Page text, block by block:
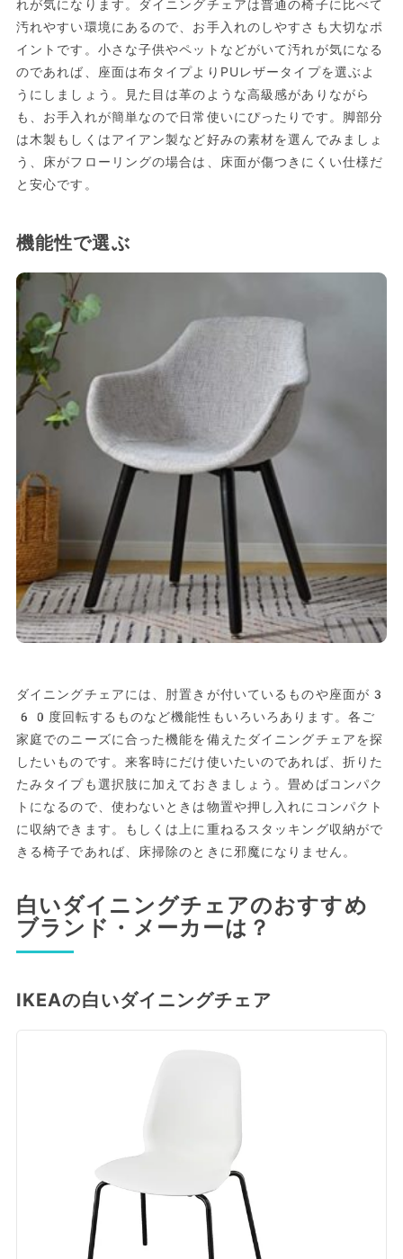
れが気になります。ダイニングチェアは普通の椅子に比べて
汚れやすい環境にあるので、お手入れのしやすさも大切なポ
イントです。小さな子供やペットなどがいて汚れが気になる
のであれば、座面は布タイプよりPUレザータイプを選ぶよ
うにしましょう。見た目は革のような高級感がありながら
も、お手入れが簡単なので日常使いにぴったりです。脚部分
は木製もしくはアイアン製など好みの素材を選んでみましょ
う、床がフローリングの場合は、床面が傷つきにくい仕様だ
と安心です。
機能性で選ぶ
ダイニングチェアには、肘置きが付いているものや座面が3
60度回転するものなど機能性もいろいろあります。各ご
家庭でのニーズに合った機能を備えたダイニングチェアを探
したいものです。来客時にだけ使いたいのであれば、折りた
たみタイプも選択肢に加えておきましょう。畳めばコンパク
トになるので、使わないときは物置や押し入れにコンパクト
に収納できます。もしくは上に重ねるスタッキング収納がで
きる椅子であれば、床掃除のときに邪魔になりません。
白いダイニングチェアのおすすめ
ブランド・メーカーは？
IKEAの白いダイニングチェア